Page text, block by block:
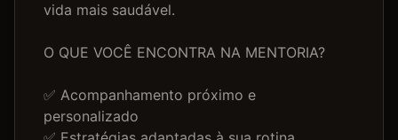
vida mais saudável.
O QUE VOCÊ ENCONTRA NA MENTORIA?
✅ Acompanhamento próximo e
personalizado